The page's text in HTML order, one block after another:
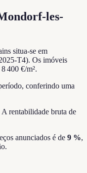
les-
situa-se em
T4). Os imóveis
400 €/m².
conferindo uma
A rentabilidade bruta de
anunciados é de 9 %,